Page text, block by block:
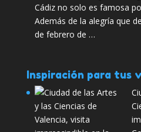
Cádiz no solo es famosa
Además de la alegría que
de febrero de …
Inspiración para tus